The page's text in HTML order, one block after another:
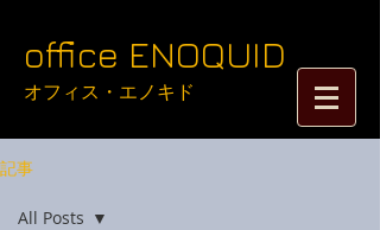
​​​​​​​​​​​​​​​​​​​office ENOQUID
オフィス・エノキド​​
記事
All Posts